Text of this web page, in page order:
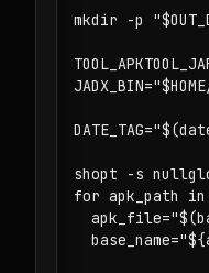
mkdir -p
shopt -s
for apk_path